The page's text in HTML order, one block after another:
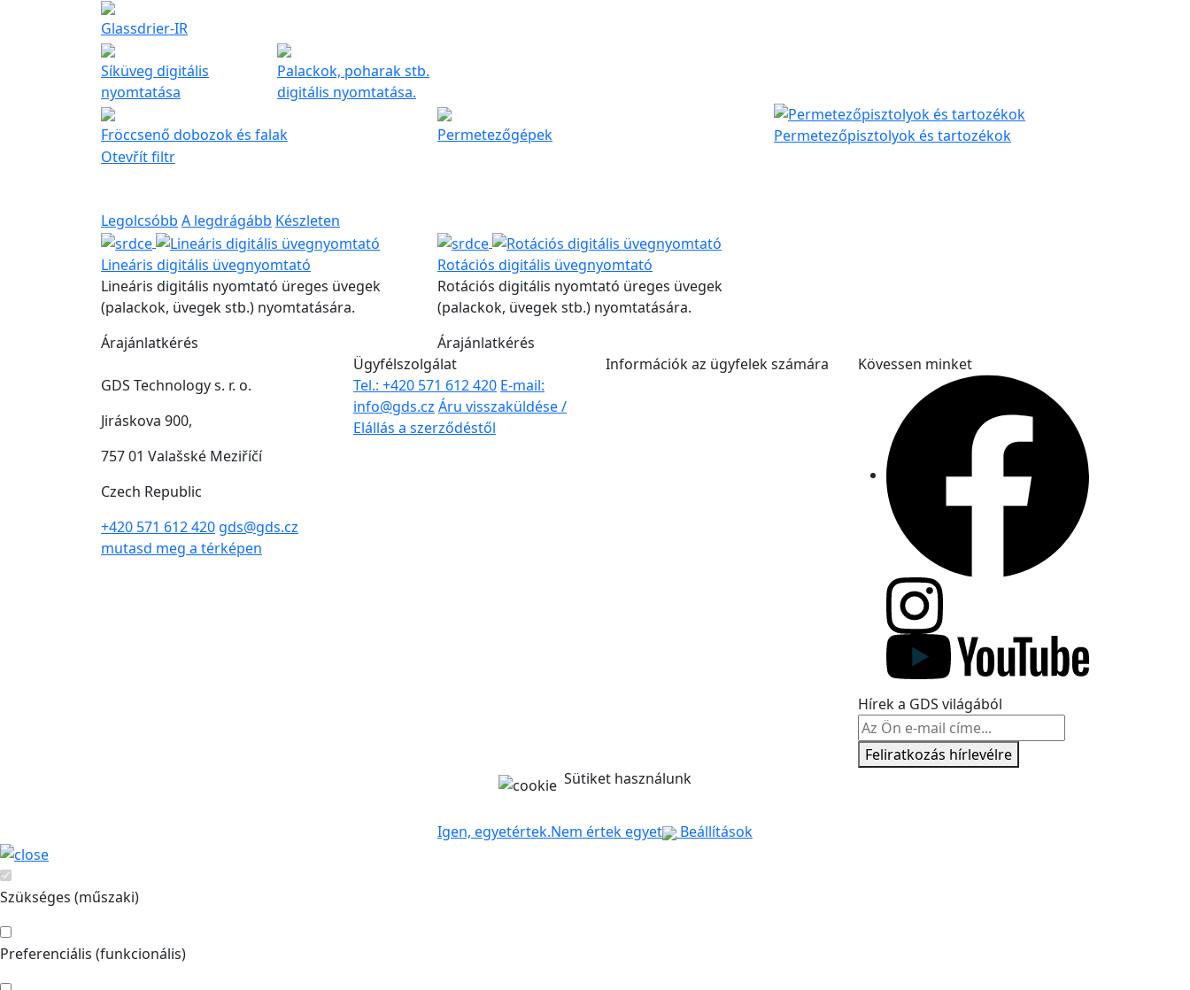
Glassdrier-IR
Síküveg digitális
nyomtatása
Palackok, poharak stb.
digitális nyomtatása.
Fröccsenő dobozok és falak Permetezőgépek
Permetezőpisztolyok és tartozékok
Otevřít filtr
Legolcsóbb A legdrágább Készleten
Lineáris digitális üvegnyomtató
Lineáris digitális nyomtató üreges üvegek
(palackok, üvegek stb.) nyomtatására.
Árajánlatkérés
Rotációs digitális üvegnyomtató
Rotációs digitális nyomtató üreges üvegek
(palackok, üvegek stb.) nyomtatására.
Árajánlatkérés
GDS Technology s. r. o.
Jiráskova 900,
757 01 Valašské Meziříčí
Czech Republic
+420 571 612 420 gds@gds.cz
mutasd meg a térképen
Ügyfélszolgálat
Tel.: +420 571 612 420 E-mail:
info@gds.cz Áru visszaküldése /
Elállás a szerződéstől
Információk az ügyfelek számára Kövessen minket
Hírek a GDS világából
Feliratkozás hírlevélre
Sütiket használunk
Igen, egyetértek.Nem értek egyet Beállítások
Szükséges (műszaki)
Preferenciális (funkcionális)